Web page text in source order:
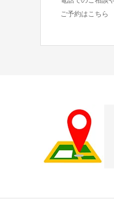
ご予約はこちら